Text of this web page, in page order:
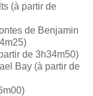
(à partir de
de Benjamin
de 3h34m50)
Bay (à partir de